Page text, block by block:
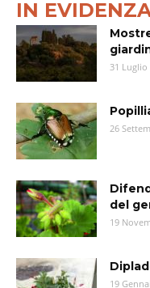
IN
31 Luglio
26
del
19
19